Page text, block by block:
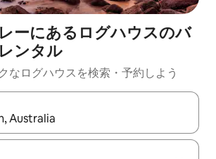
ーにあるログハウスのバ
ンタル
なログハウスを検索・予約しよう
れたら、上下の矢印キーを使って移動するか